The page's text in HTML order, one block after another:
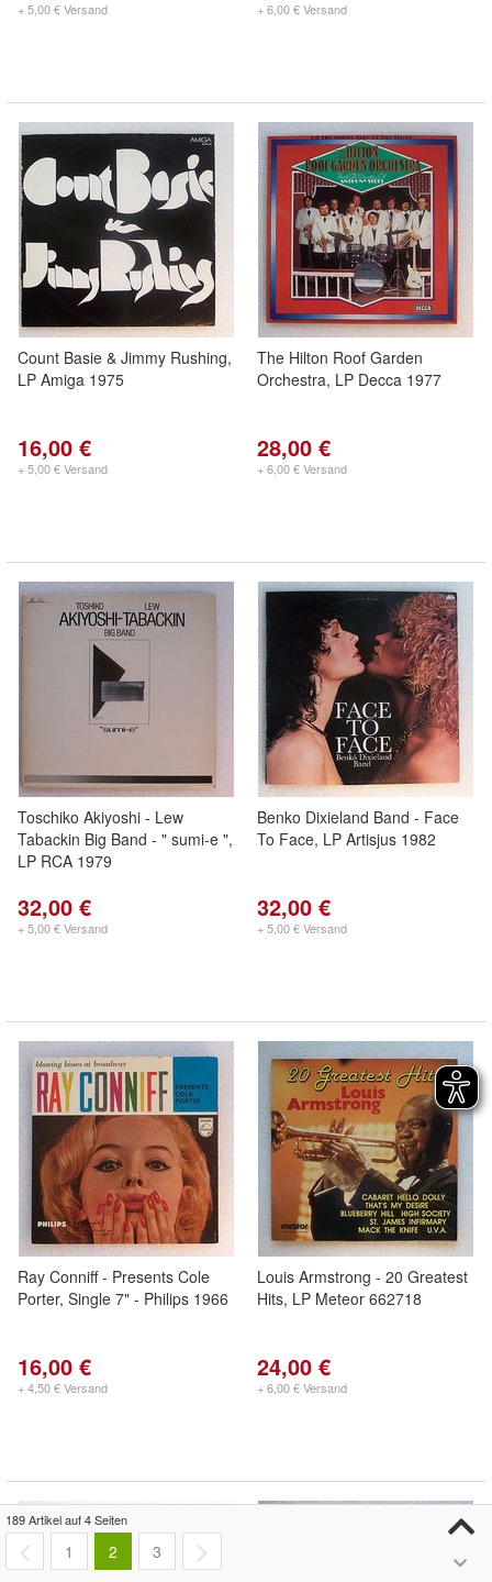
+ 5,00 € Versand + 6,00 € Versand
Count Basie & Jimmy Rushing,
LP Amiga 1975
16,00 €
+ 5,00 € Versand
The Hilton Roof Garden
Orchestra, LP Decca 1977
28,00 €
+ 6,00 € Versand
Toschiko Akiyoshi - Lew
Tabackin Big Band - " sumi-e ",
LP RCA 1979
32,00 €
+ 5,00 € Versand
Benko Dixieland Band - Face
To Face, LP Artisjus 1982
32,00 €
+ 5,00 € Versand
Ray Conniff - Presents Cole
Porter, Single 7" - Philips 1966
16,00 €
+ 4,50 € Versand
Louis Armstrong - 20 Greatest
Hits, LP Meteor 662718
24,00 €
+ 6,00 € Versand
189 Artikel auf 4 Seiten
1 2 3